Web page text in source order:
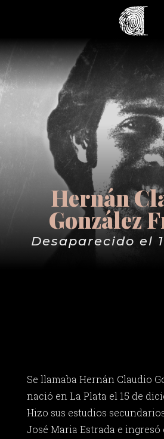
Hernán
González
Desaparecido el
Se llamaba Hernán Claudio
nació en La Plata el 15 de
Hizo sus estudios
José Maria Estrada e ingresó